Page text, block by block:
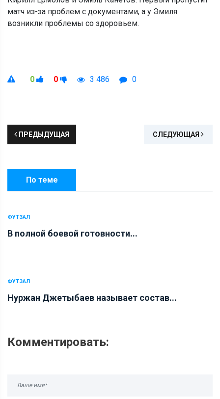
матч из-за проблем с документами, а у Эмиля
возникли проблемы со здоровьем.
0 0 3 486 0
ПРЕДЫДУЩАЯ СЛЕДУЮЩАЯ
По теме
ФУТЗАЛ
В полной боевой готовности...
ФУТЗАЛ
Нуржан Джетыбаев называет состав...
Комментировать: